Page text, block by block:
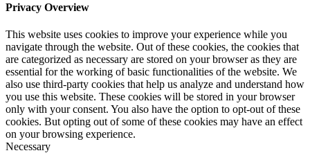
Privacy Overview
This website uses cookies to improve your experience while you
navigate through the website. Out of these cookies, the cookies that
are categorized as necessary are stored on your browser as they are
essential for the working of basic functionalities of the website. We
also use third-party cookies that help us analyze and understand how
you use this website. These cookies will be stored in your browser
only with your consent. You also have the option to opt-out of these
cookies. But opting out of some of these cookies may have an effect
on your browsing experience.
Necessary